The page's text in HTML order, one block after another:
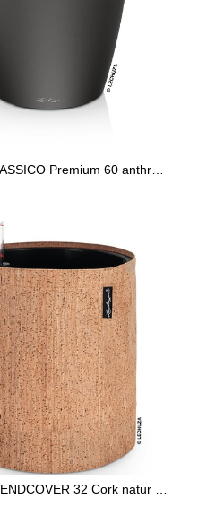
Add to Cart
Lechuza CLASSICO Premium 60 anthrazit metallic
Add to Cart